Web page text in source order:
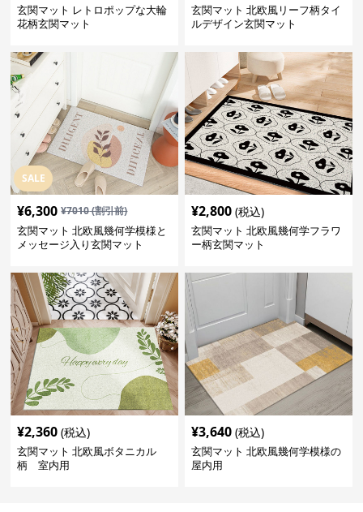
玄関マット レトロポップな大輪
花柄玄関マット
玄関マット 北欧風リーフ柄タイ
ルデザイン玄関マット
SALE
¥6,300 ¥7010(割引前)
玄関マット 北欧風幾何学模様と
メッセージ入り玄関マット
¥2,800 (税込)
玄関マット 北欧風幾何学フラワ
ー柄玄関マット
¥2,360 (税込)
玄関マット 北欧風ボタニカル
柄 室内用
¥3,640 (税込)
玄関マット 北欧風幾何学模様の
屋内用